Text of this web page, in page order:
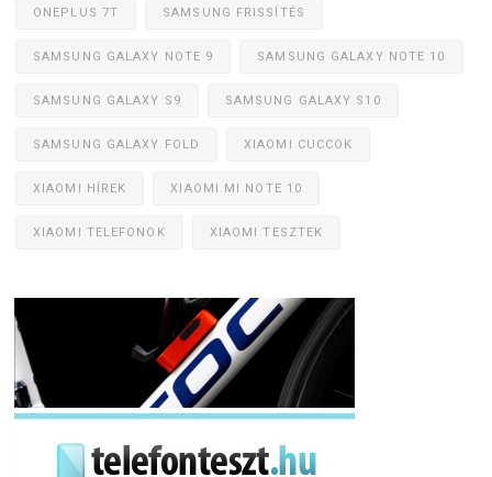
ONEPLUS 7T SAMSUNG FRISSÍTÉS
SAMSUNG GALAXY NOTE 9 SAMSUNG GALAXY NOTE 10
SAMSUNG GALAXY S9 SAMSUNG GALAXY S10
SAMSUNG GALAXY FOLD XIAOMI CUCCOK
XIAOMI HÍREK XIAOMI MI NOTE 10
XIAOMI TELEFONOK XIAOMI TESZTEK